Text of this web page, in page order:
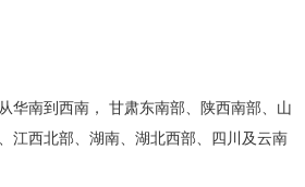
华南到西南， 甘肃东南部、陕西南部、山
江西北部、湖南、湖北西部、四川及云南